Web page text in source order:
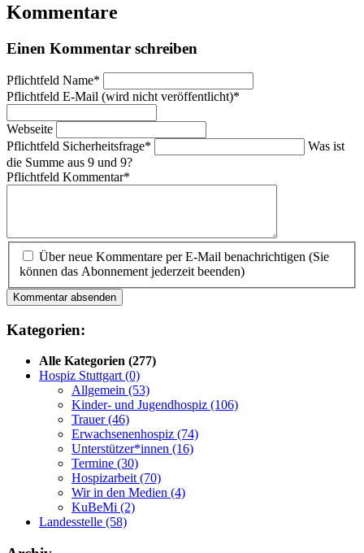
Kommentare
Einen Kommentar schreiben
Pflichtfeld Name*
Pflichtfeld E-Mail (wird nicht veröffentlicht)*
Webseite
Pflichtfeld Sicherheitsfrage*
Was ist
die Summe aus 9 und 9?
Pflichtfeld Kommentar*
Über neue Kommentare per E-Mail benachrichtigen (Sie
können das Abonnement jederzeit beenden)
Kommentar absenden
Kategorien:
Alle Kategorien (277)
Hospiz Stuttgart (0)
Allgemein (53)
Kinder- und Jugendhospiz (106)
Trauer (46)
Erwachsenenhospiz (74)
Unterstützer*innen (16)
Termine (30)
Hospizarbeit (70)
Wir in den Medien (4)
KuBeMi (2)
Landesstelle (58)